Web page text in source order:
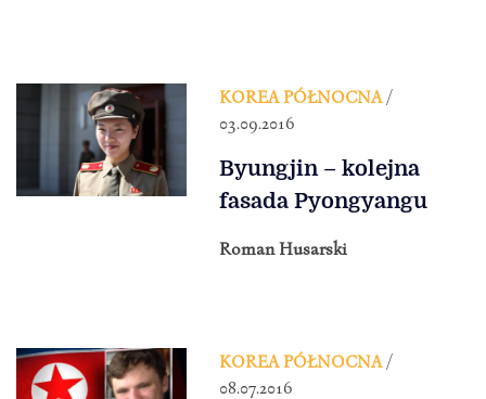
KOREA PÓŁNOCNA/
03.09.2016
Byungjin – kolejna
fasada Pyongyangu
Roman Husarski
KOREA PÓŁNOCNA/
08.07.2016